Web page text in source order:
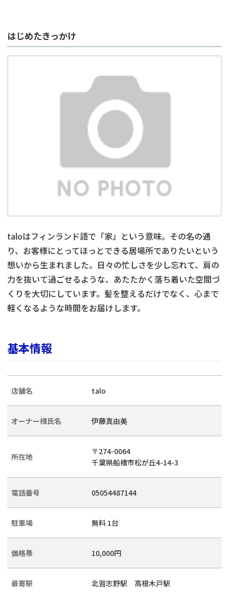
はじめたきっかけ
taloはフィンランド語で「家」という意味。その名の通
り、お客様にとってほっとできる居場所でありたいという
想いから生まれました。日々の忙しさを少し忘れて、肩の
力を抜いて過ごせるような、あたたかく落ち着いた空間づ
くりを大切にしています。髪を整えるだけでなく、心まで
軽くなるような時間をお届けします。
基本情報
店舗名 talo
オーナー様氏名 伊藤真由美
所在地
〒274-0064
千葉県船橋市松が丘4-14-3
電話番号 05054487144
駐車場 無料 1台
価格帯 10,000円
最寄駅 北習志野駅 高根木戸駅